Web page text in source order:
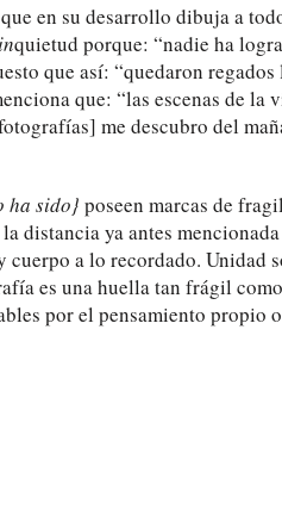
que en su desarrollo dibuja a
inquietud porque: “nadie ha
que así: “quedaron
que: “las escenas de la
me descubro del
ha sido} poseen marcas de
distancia ya antes
a lo recordado. Unidad
es una huella tan frágil
por el pensamiento propio